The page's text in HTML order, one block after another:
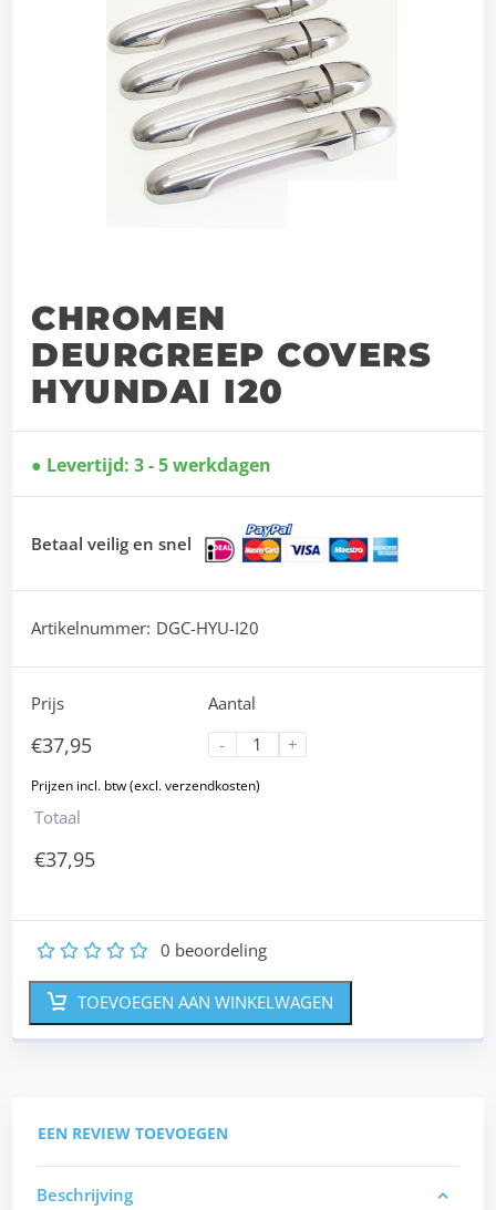
CHROMEN
DEURGREEP COVERS
HYUNDAI I20
Levertijd: 3 - 5 werkdagen
Betaal veilig en snel
Artikelnummer: DGC-HYU-I20
Prijs
€37,95
Aantal
-
+
Totaal
€37,95
5
4
3
2 0 beoordeling
TOEVOEGEN AAN WINKELWAGEN
EEN REVIEW TOEVOEGEN
Beschrijving